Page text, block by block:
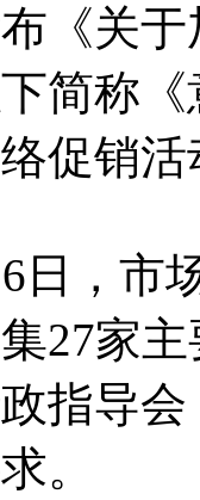
《关
简称
促销活
，市场
27家
指导
。